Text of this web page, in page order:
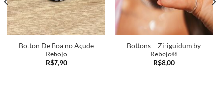
Botton De Boa no Açude
Rebojo
R$7,90
Bottons – Ziriguidum by
Rebojo®
R$8,00